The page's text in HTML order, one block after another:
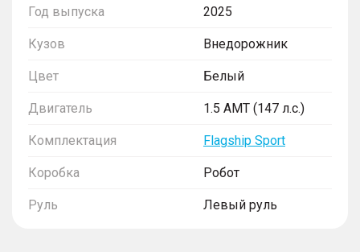
Год выпуска 2025
Кузов Внедорожник
Цвет Белый
Двигатель 1.5 AMT (147 л.с.)
Комплектация Flagship Sport
Коробка Робот
Руль Левый руль